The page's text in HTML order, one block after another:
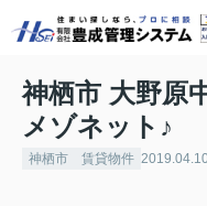
神栖市 大野
メゾネット♪
神栖市 賃貸物件